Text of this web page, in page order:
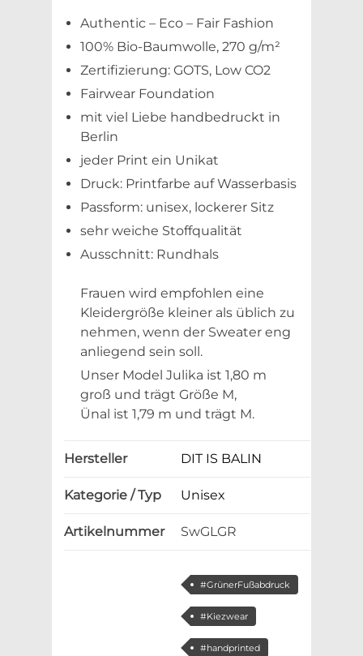
Authentic – Eco – Fair Fashion
100% Bio-Baumwolle, 270 g/m²
Zertifizierung: GOTS, Low CO2
Fairwear Foundation
mit viel Liebe handbedruckt in
Berlin
jeder Print ein Unikat
Druck: Printfarbe auf Wasserbasis
Passform: unisex, lockerer Sitz
sehr weiche Stoffqualität
Ausschnitt: Rundhals
Frauen wird empfohlen eine
Kleidergröße kleiner als üblich zu
nehmen, wenn der Sweater eng
anliegend sein soll.
Unser Model Julika ist 1,80 m
groß und trägt Größe M,
Ünal ist 1,79 m und trägt M.
Hersteller DIT IS BALIN
Kategorie / Typ Unisex
Artikelnummer SwGLGR
#GrünerFußabdruck
#Kiezwear
#handprinted